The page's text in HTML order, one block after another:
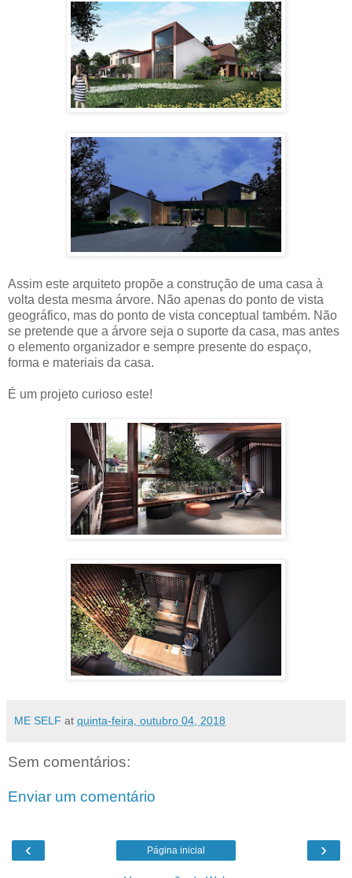
Assim este arquiteto propõe a construção de uma casa à
volta desta mesma árvore. Não apenas do ponto de vista
geográfico, mas do ponto de vista conceptual também. Não
se pretende que a árvore seja o suporte da casa, mas antes
o elemento organizador e sempre presente do espaço,
forma e materiais da casa.
É um projeto curioso este!
ME SELF at quinta-feira, outubro 04, 2018
Sem comentários:
Enviar um comentário
‹ ›
Página inicial